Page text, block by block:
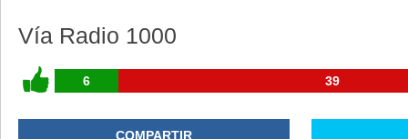
Vía Radio 1000
6 39
COMPARTIR